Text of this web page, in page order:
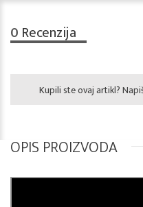
0 Recenzija
Kupili ste ovaj artikl?
OPIS PROIZVODA